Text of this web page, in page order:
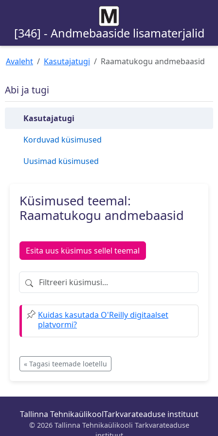
[346] - Andmebaaside lisamaterjalid
Avaleht Kasutajatugi Raamatukogu andmebaasid
Abi ja tugi
Kasutajatugi
Korduvad küsimused
Uusimad küsimused
Küsimused teemal:
Raamatukogu andmebaasid
Esita uus küsimus sellel teemal
Filtreeri küsimusi
Kuidas kasutada O'Reilly digitaalset
platvormi?
« Tagasi teemade loetellu
Tallinna TehnikaülikoolTarkvarateaduse instituut
© 2026 Tallinna Tehnikaülikooli Tarkvarateaduse